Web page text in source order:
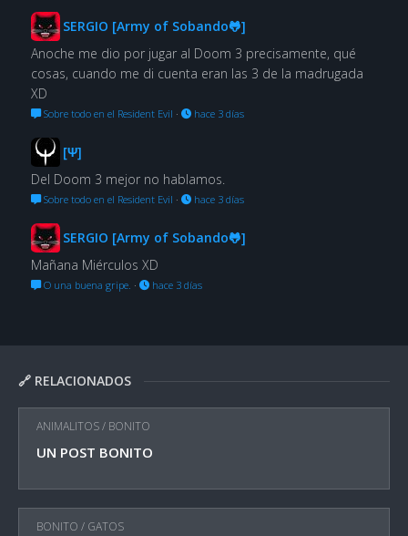
🔗 RELACIONADOS
ANIMALITOS/ BONITO
UN POST BONITO
BONITO / GATOS
SERGIO [Army of Sobando🐸]
Anoche me dio por jugar al Doom 3 precisamente, qué
cosas, cuando me di cuenta eran las 3 de la madrugada
XD
Sobre todo en el Resident Evil · hace 3 días
[Ψ]
Del Doom 3 mejor no hablamos.
Sobre todo en el Resident Evil · hace 3 días
SERGIO [Army of Sobando🐸]
Mañana Miérculos XD
O una buena gripe. · hace 3 días